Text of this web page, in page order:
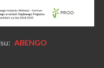
ABENGO